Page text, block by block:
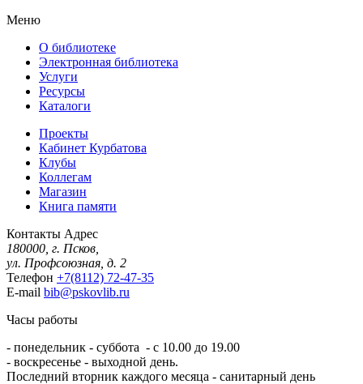
Меню
О библиотеке
Электронная библиотека
Услуги
Ресурсы
Каталоги
Проекты
Кабинет Курбатова
Клубы
Коллегам
Магазин
Книга памяти
Контакты Адрес
180000, г. Псков,
ул. Профсоюзная, д. 2
Телефон +7(8112) 72-47-35
E-mail bib@pskovlib.ru
Часы работы
- понедельник - суббота - с 10.00 до 19.00
- воскресенье - выходной день.
Последний вторник каждого месяца - санитарный день